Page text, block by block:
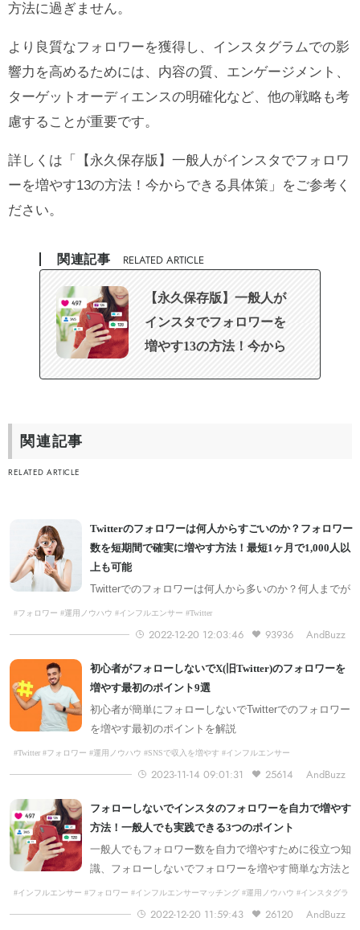
方法に過ぎません。
より良質なフォロワーを獲得し、インスタグラムでの影
響力を高めるためには、内容の質、エンゲージメント、
ターゲットオーディエンスの明確化など、他の戦略も考
慮することが重要です。
詳しくは「
【永久保存版】一般人がインスタでフォロワ
ーを増やす13の方法！今からできる具体策 」をご参考く
ださい。
関連記事 RELATED ARTICLE
【永久保存版】一般人が
インスタでフォロワーを
増やす13の方法！今から
関連記事
RELATED ARTICLE
Twitterのフォロワーは何人からすごいのか？フォロワー
数を短期間で確実に増やす方法！最短1ヶ月で1,000人以
上も可能
Twitterでのフォロワーは何人から多いのか？何人までが
少ないのか？フォロワーを短期的に増やす方法で1ヶ月
で1,000人も可能。
#フォロワー #運用ノウハウ #インフルエンサー #Twitter
2022-12-20 12:03:46 93936 AndBuzz
初心者がフォローしないでX(旧Twitter)のフォロワーを
増やす最初のポイント9選
初心者が簡単にフォローしないでTwitterでのフォロワー
を増やす最初のポイントを解説
#Twitter #フォロワー #運用ノウハウ #SNSで収入を増やす #インフルエンサー
2023-11-14 09:01:31 25614 AndBuzz
フォローしないでインスタのフォロワーを自力で増やす
方法！一般人でも実践できる3つのポイント
一般人でもフォロワー数を自力で増やすために役立つ知
識、フォローしないでフォロワーを増やす簡単な方法と
投稿ネタを確保する裏技も公開
#インフルエンサー #フォロワー #インフルエンサーマッチング #運用ノウハウ #インスタグラ
2022-12-20 11:59:43 26120 AndBuzz